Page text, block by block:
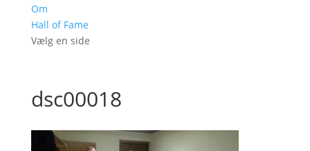
Om
Hall of Fame
Vælg en side
dsc00018